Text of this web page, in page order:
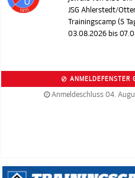
JSG Ahlerstedt/
Trainingscamp (5
03.08.2026 bis
ANMELDEFENSTER
Anmeldeschluss 04.